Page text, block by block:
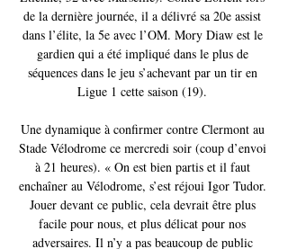
de la dernière journée, il a délivré sa 20e assist
dans l’élite, la 5e avec l’OM. Mory Diaw est le
gardien qui a été impliqué dans le plus de
séquences dans le jeu s’achevant par un tir en
Ligue 1 cette saison (19).
Une dynamique à confirmer contre Clermont au
Stade Vélodrome ce mercredi soir (coup d’envoi
à 21 heures). « On est bien partis et il faut
enchaîner au Vélodrome, s’est réjoui Igor Tudor.
Jouer devant ce public, cela devrait être plus
facile pour nous, et plus délicat pour nos
adversaires. Il n’y a pas beaucoup de public